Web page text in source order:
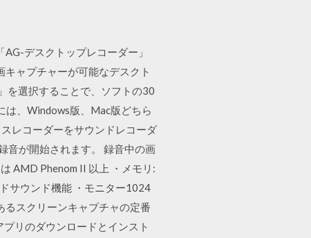
デスクトップレコーダー」
ャプチャーが可能なデスクト
を選択することで、ソフトの30
は、Windows版、Mac版どちら
レコーダーをサウンドレコーダ
音が開始されます。 録音中の画
AMD Phenom II 以上 ・メモリ:
サウンド機能 ・モニター1024
スクリーンキャプチャの定番
リのダウンロードとインスト